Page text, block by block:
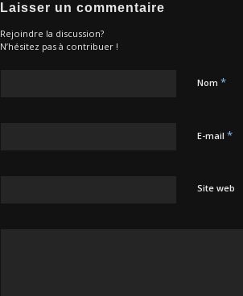
Laisser un commentaire
Rejoindre la discussion?
N’hésitez pas à contribuer !
Nom *
E-mail *
Site web